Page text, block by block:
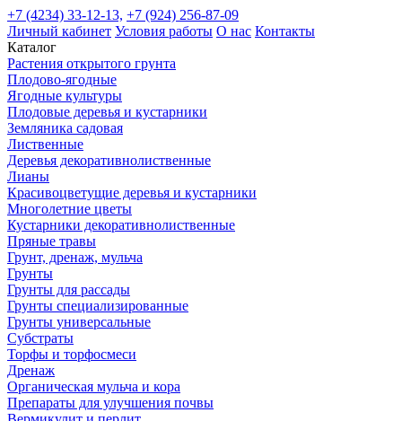
+7 (4234) 33-12-13, +7 (924) 256-87-09
Личный кабинет Условия работы О нас Контакты
Каталог
Растения открытого грунта
Плодово-ягодные
Ягодные культуры
Плодовые деревья и кустарники
Земляника садовая
Лиственные
Деревья декоративнолиственные
Лианы
Красивоцветущие деревья и кустарники
Многолетние цветы
Кустарники декоративнолиственные
Пряные травы
Грунт, дренаж, мульча
Грунты
Грунты для рассады
Грунты специализированные
Грунты универсальные
Субстраты
Торфы и торфосмеси
Дренаж
Органическая мульча и кора
Препараты для улучшения почвы